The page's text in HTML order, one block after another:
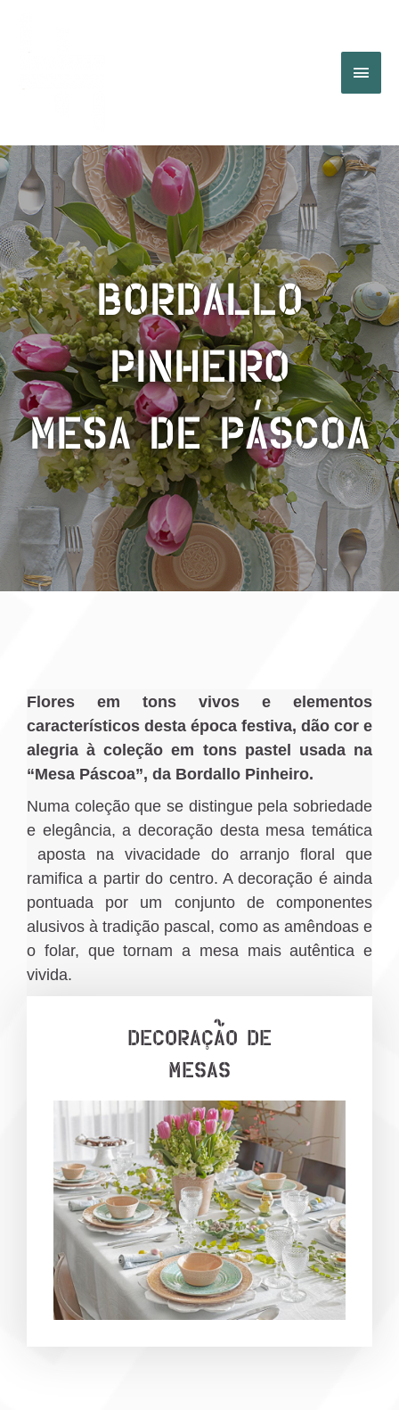
BORDALLO
PINHEIRO
MESA DE PÁSCOA
Flores em tons vivos e elementos
característicos desta época festiva, dão cor e
alegria à coleção em tons pastel usada na
“Mesa Páscoa”, da Bordallo Pinheiro.
Numa coleção que se distingue pela sobriedade
e elegância, a decoração desta mesa temática
aposta na vivacidade do arranjo floral que
ramifica a partir do centro. A decoração é ainda
pontuada por um conjunto de componentes
alusivos à tradição pascal, como as amêndoas e
o folar, que tornam a mesa mais autêntica e
vivida.
DECORAÇÃO DE
MESAS